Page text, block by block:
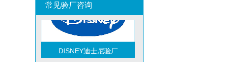
常见验厂咨询
DISNEY迪士尼验厂